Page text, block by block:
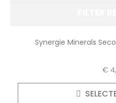
Synergie Minerals
€